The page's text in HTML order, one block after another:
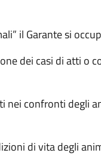
il Garante si
dei casi di atti o
nei confronti degli
di vita degli